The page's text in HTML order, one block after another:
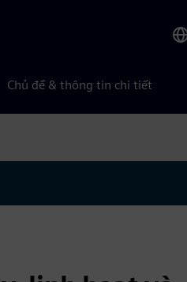
Chủ đề & thông tin chi tiết